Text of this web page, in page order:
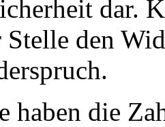
dar.
Stelle den
haben die